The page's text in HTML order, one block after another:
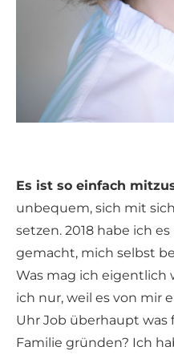
Es ist so einfach
unbequem, sich mit
setzen. 2018 habe ich
gemacht, mich selbst
Was mag ich eigentlich
ich nur, weil es von mir
Uhr Job überhaupt was
Familie gründen? Ich